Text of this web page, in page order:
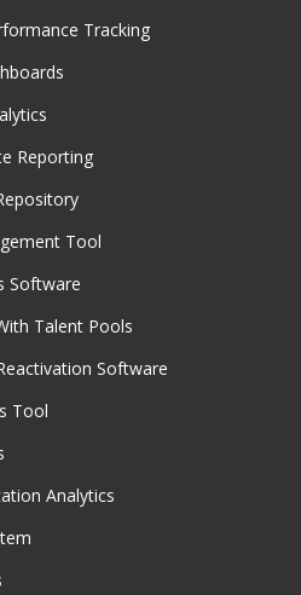
Tracking
Reporting
Tool
Software
Talent Pools
Software
Tool
Analytics